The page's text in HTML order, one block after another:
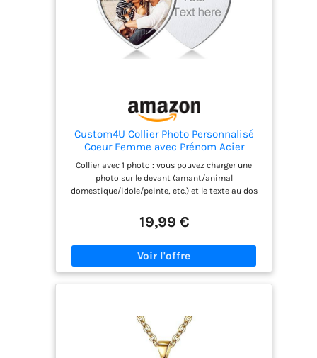
Custom4U Collier Photo Personnalisé
Coeur Femme avec Prénom Acier
Inoxydable Cadeau pour Elle
Collier avec 1 photo : vous pouvez charger une
photo sur le devant (amant/animal
domestique/idole/peinte, etc.) et le texte au dos
Personnalisation : cliquez sur "Personnaliser
maintenant", téléchargez la photo et insérez le
terminez la commande. Dimensions : pendentif
25 x 33,5 mm ; poids 9,1 g ; chaîne 50,8+5 cm.
Expédition : en général, il faut 1 à 2 jours pour
faire le collier et 7 à 15 jours pour la livraison. Pour
d'autres questions, contactez-nous et nous
19,99 €